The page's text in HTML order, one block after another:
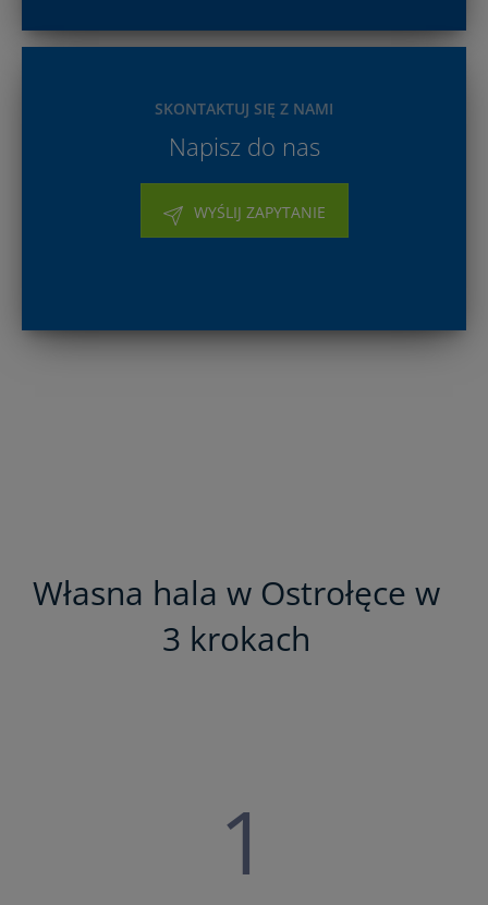
SKONTAKTUJ SIĘ Z NAMI
Napisz do nas
WYŚLIJ ZAPYTANIE
Własna hala w Ostrołęce w
3 krokach
1